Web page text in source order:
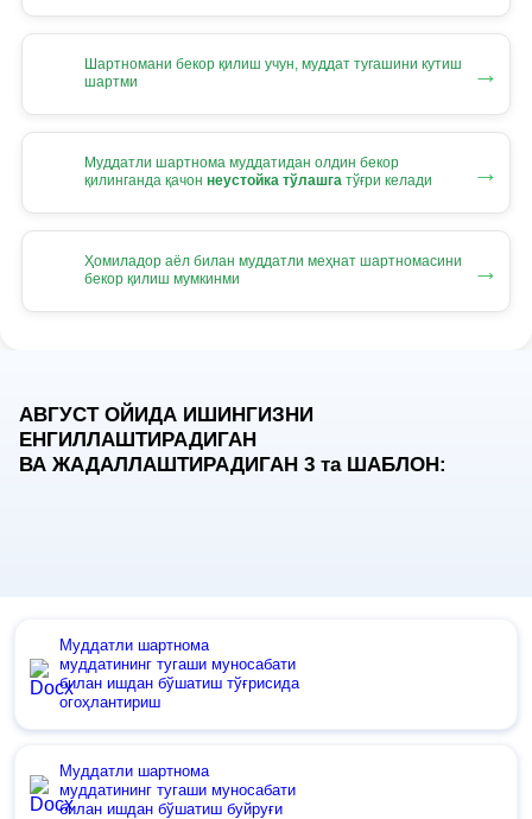
Шартномани бекор қилиш учун, муддат тугашини кутиш
шартми
→
Муддатли шартнома муддатидан олдин бекор
қилинганда қачон неустойка тўлашга тўғри келади →
Ҳомиладор аёл билан муддатли меҳнат шартномасини
бекор қилиш мумкинми
→
АВГУСТ ОЙИДА ИШИНГИЗНИ
ЕНГИЛЛАШТИРАДИГАН
ВА ЖАДАЛЛАШТИРАДИГАН 3 таШАБЛОН:
Муддатли шартнома
муддатининг тугаши муносабати
билан ишдан бўшатиш тўғрисида
огоҳлантириш
Муддатли шартнома
муддатининг тугаши муносабати
билан ишдан бўшатиш буйруғи